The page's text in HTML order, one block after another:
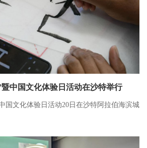
暨中国文化体验日活动在沙特举行
国文化体验日活动20日在沙特阿拉伯海滨城